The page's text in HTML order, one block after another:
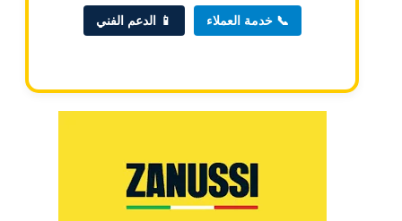
📞 خدمة العملاء 📱 الدعم الفني